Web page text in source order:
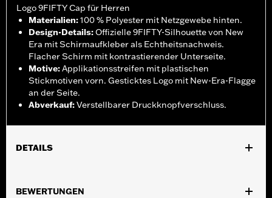
Logo 9FIFTY Cap für Herren
Materialien:100 % Polyester mit Netzgewebe hinten.
Design-Details:Offizielle 9FIFTY-Silhouette von New
Era mit Schirmaufkleber als Echtheitsnachweis.
Flacher Schirm mit kontrastierender Unterseite.
Motive:Applikationsstreifen mit plastischen
Stickmotiven vorn. Gesticktes Logo mit New-Era-Flagge
an der Seite.
Abverkauf:Verstellbarer Druckknopfverschluss.
DETAILS
Kollektion:Genuine Motorclothes
BEWERTUNGEN